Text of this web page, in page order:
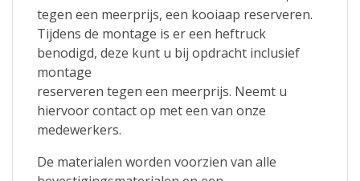
tegen een meerprijs, een kooiaap reserveren.
Tijdens de montage is er een heftruck
benodigd, deze kunt u bij opdracht inclusief
montage
reserveren tegen een meerprijs. Neemt u
hiervoor contact op met een van onze
medewerkers.
De materialen worden voorzien van alle